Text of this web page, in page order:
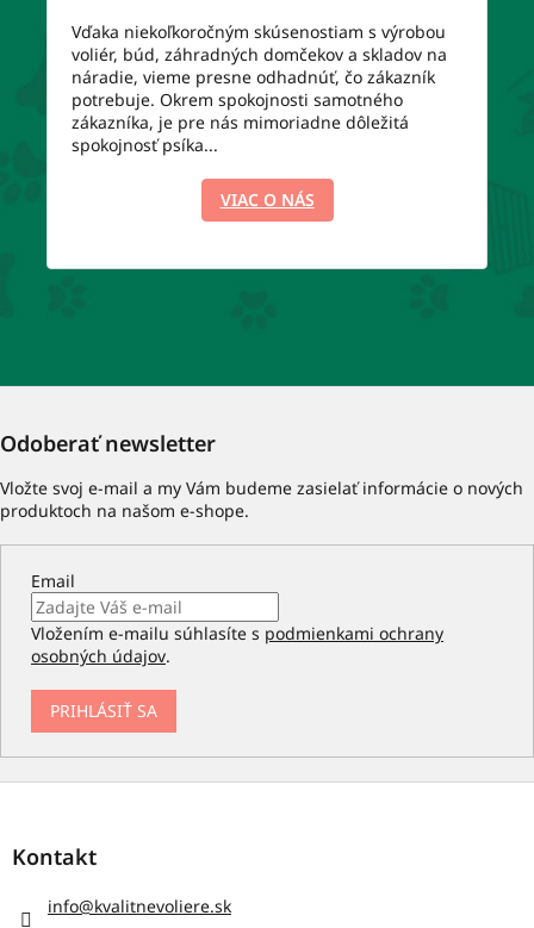
Vďaka niekoľkoročným skúsenostiam s výrobou
voliér, búd, záhradných domčekov a skladov na
náradie, vieme presne odhadnúť, čo zákazník
potrebuje. Okrem spokojnosti samotného
zákazníka, je pre nás mimoriadne dôležitá
spokojnosť psíka...
VIAC O NÁS
Odoberať newsletter
Vložte svoj e-mail a my Vám budeme zasielať informácie o nových
produktoch na našom e-shope.
Email
Vložením e-mailu súhlasíte s podmienkami ochrany
osobných údajov.
PRIHLÁSIŤ SA
pKontakt
info@kvalitnevoliere.sk